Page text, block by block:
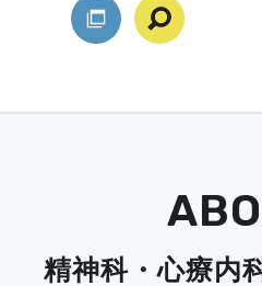
精神科・心療内